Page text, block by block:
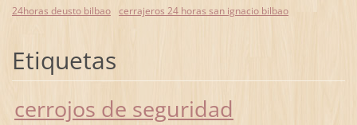
24horas deusto bilbao cerrajeros 24 horas san ignacio bilbao
Etiquetas
cerrojos de seguridad